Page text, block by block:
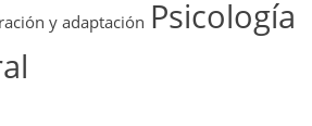
y adaptación Psicología